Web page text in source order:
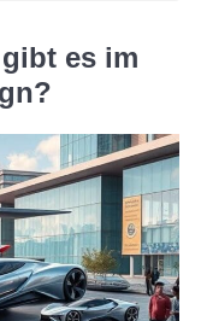
es im